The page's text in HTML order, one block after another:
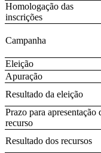
Homologação das
inscrições
Campanha
Eleição
Apuração
Resultado da eleição
Prazo para apresentação
recurso
Resultado dos recursos